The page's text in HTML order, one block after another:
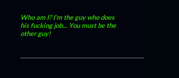
Who am I? I'm the guy who does
his fucking job... You must be the
other guy!